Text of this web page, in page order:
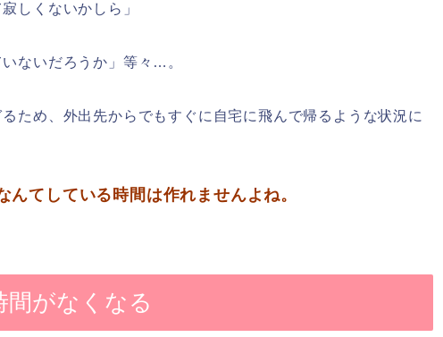
しくないかしら」
ないだろうか」等々…。
ため、外出先からでもすぐに自宅に飛んで帰るような状況に
んてしている時間は作れませんよね。
間がなくなる